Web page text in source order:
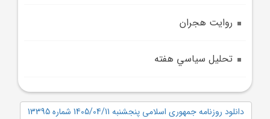
روايت هجران
تحليل سياسي هفته
دانلود روزنامه جمهوری اسلامی پنجشنبه 1405/04/11 شماره 13395